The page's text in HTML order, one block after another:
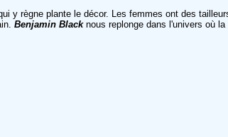
y règne plante le décor. Les femmes ont des
Benjamin Black nous replonge dans l'univers où